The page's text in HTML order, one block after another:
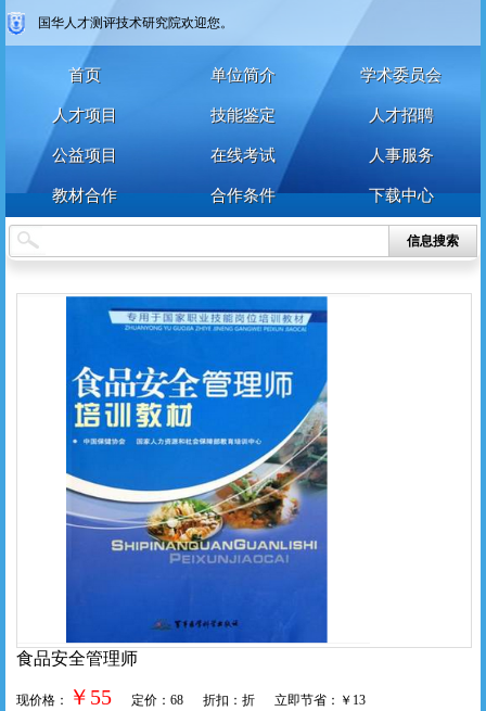
密 码
密 码
确认密码
国华人才测评技术研究院欢迎您。
首页 单位简介 学术委员会
人才项目 技能鉴定 人才招聘
公益项目 在线考试 人事服务
教材合作 合作条件 下载中心
信息搜索
食品安全管理师
现价格： ￥55 定价：68 折扣：折 立即节省：￥13